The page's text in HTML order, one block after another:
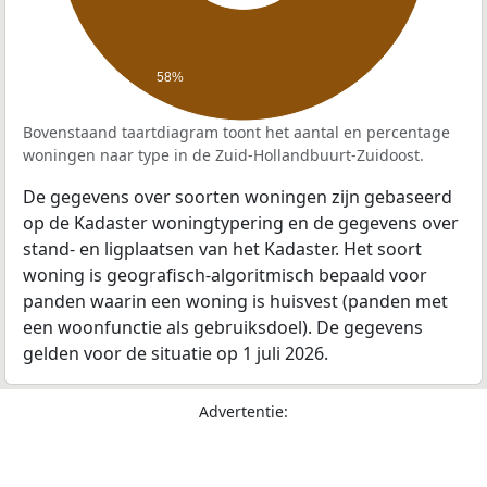
58%
Bovenstaand taartdiagram toont het aantal en percentage
woningen naar type in de Zuid-Hollandbuurt-Zuidoost.
De gegevens over soorten woningen zijn gebaseerd
op de Kadaster woningtypering en de gegevens over
stand- en ligplaatsen van het Kadaster. Het soort
woning is geografisch-algoritmisch bepaald voor
panden waarin een woning is huisvest (panden met
een woonfunctie als gebruiksdoel). De gegevens
gelden voor de situatie op 1 juli 2026.
Advertentie: